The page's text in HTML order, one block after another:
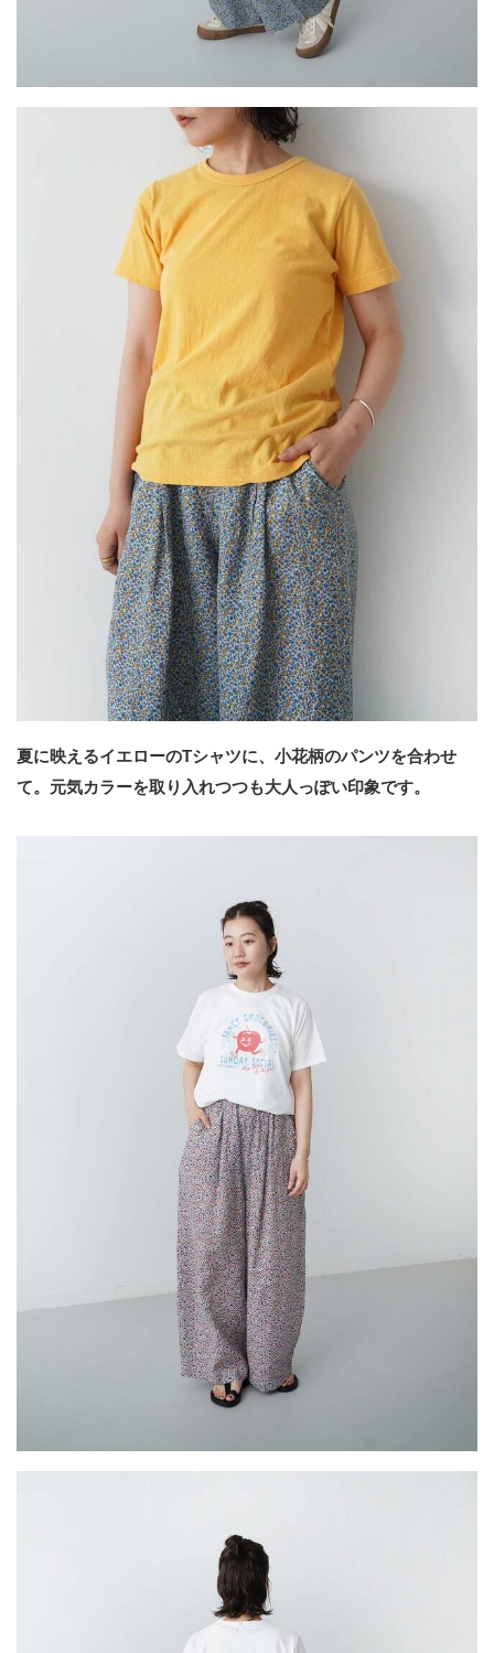
夏に映えるイエローのTシャツに、小花柄のパンツを合わせ
て。元気カラーを取り入れつつも大人っぽい印象です。